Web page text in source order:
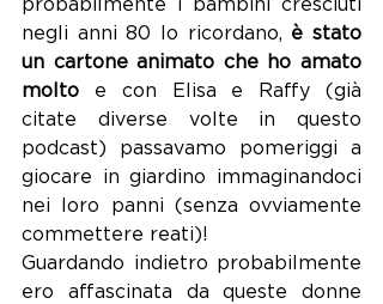
probabilmente i bambini cresciuti
negli anni 80 lo ricordano, è stato
un cartone animato che ho amato
molto e con Elisa e Raffy (già
citate diverse volte in questo
podcast) passavamo pomeriggi a
giocare in giardino immaginandoci
nei loro panni (senza ovviamente
commettere reati)!
Guardando indietro probabilmente
ero affascinata da queste donne